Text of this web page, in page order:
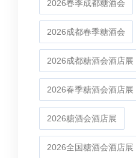
2026春季成都糖酒会
2026成都春季糖酒会
2026成都糖酒会酒店展
2026春季糖酒会酒店展
2026糖酒会酒店展
2026全国糖酒会酒店展